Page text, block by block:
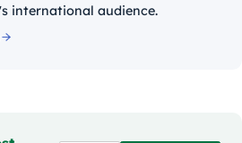
international audience.